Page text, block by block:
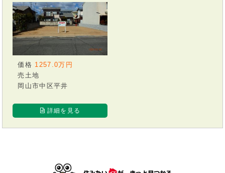
価格 1257.0万円
売土地
岡山市中区平井
詳細を見る